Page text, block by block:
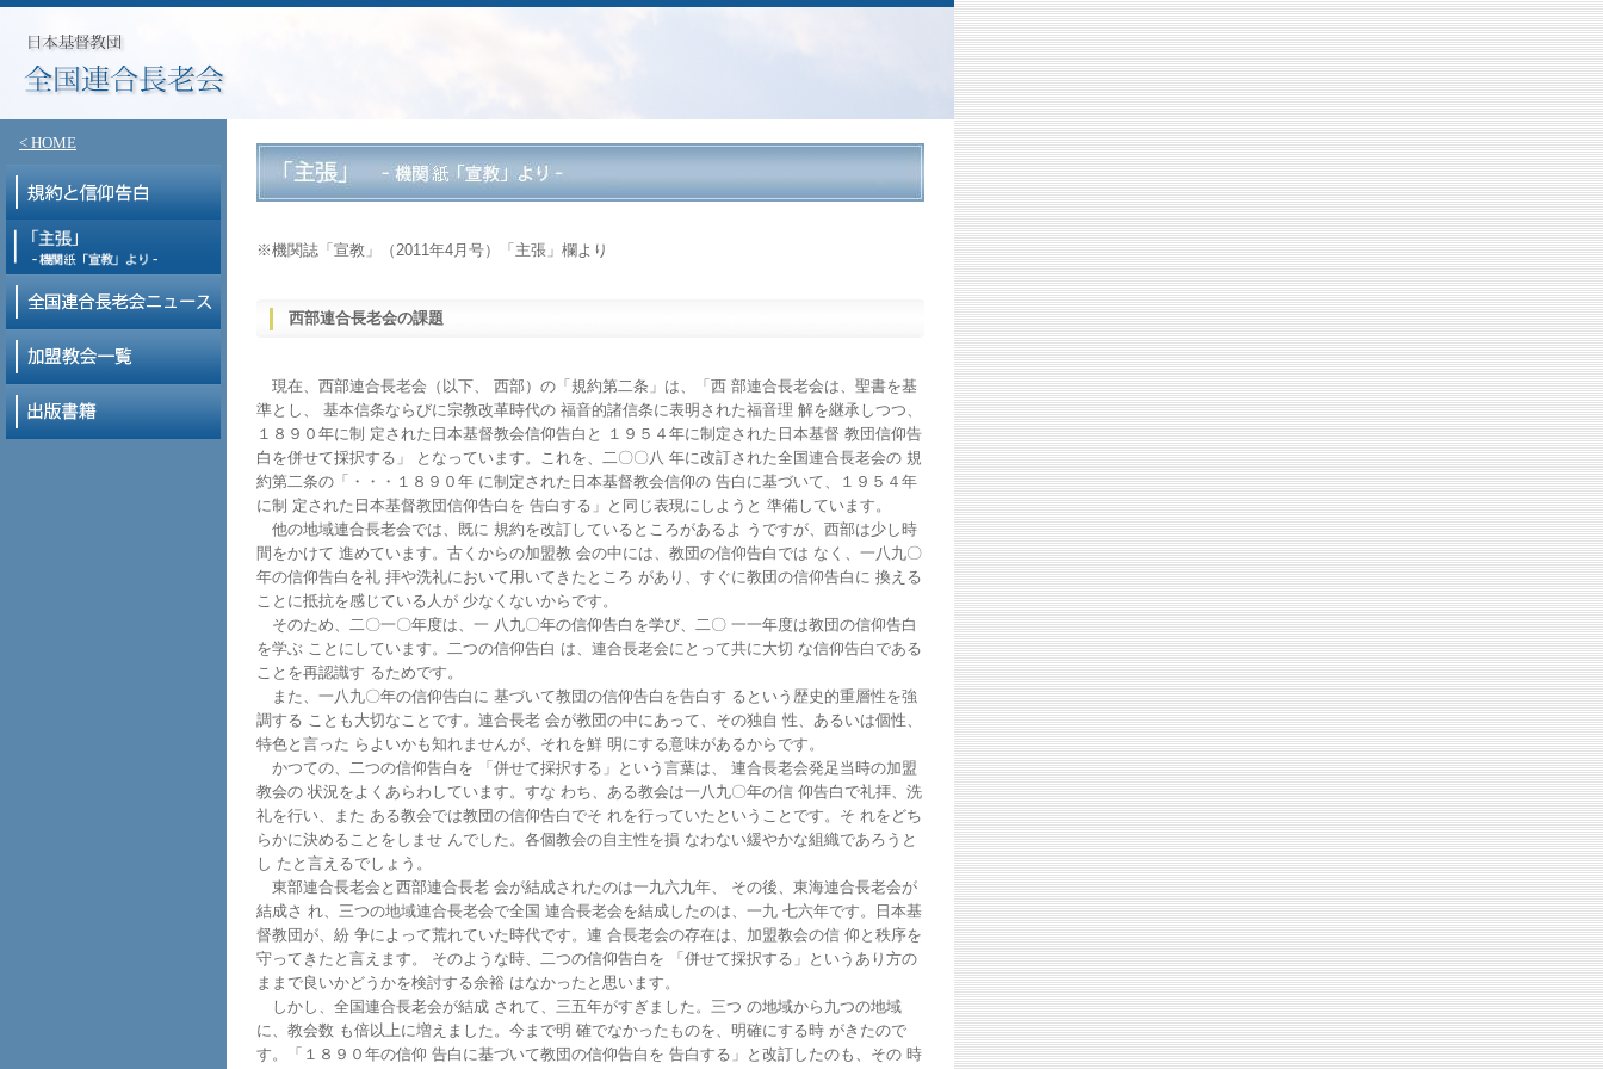
< HOME
※機関誌「宣教」（2011年4月号）「主張」欄より
西部連合長老会の課題
現在、西部連合長老会（以下、 西部）の「規約第二条」は、「西 部連合長老会は、聖書を基
準とし、 基本信条ならびに宗教改革時代の 福音的諸信条に表明された福音理 解を継承しつつ、
１８９０年に制 定された日本基督教会信仰告白と １９５４年に制定された日本基督 教団信仰告
白を併せて採択する」 となっています。これを、二〇〇八 年に改訂された全国連合長老会の 規
約第二条の「・・・１８９０年 に制定された日本基督教会信仰の 告白に基づいて、１９５４年
に制 定された日本基督教団信仰告白を 告白する」と同じ表現にしようと 準備しています。
他の地域連合長老会では、既に 規約を改訂しているところがあるよ うですが、西部は少し時
間をかけて 進めています。古くからの加盟教 会の中には、教団の信仰告白では なく、一八九〇
年の信仰告白を礼 拝や洗礼において用いてきたところ があり、すぐに教団の信仰告白に 換える
ことに抵抗を感じている人が 少なくないからです。
そのため、二〇一〇年度は、一 八九〇年の信仰告白を学び、二〇 一一年度は教団の信仰告白
を学ぶ ことにしています。二つの信仰告白 は、連合長老会にとって共に大切 な信仰告白である
ことを再認識す るためです。
また、一八九〇年の信仰告白に 基づいて教団の信仰告白を告白す るという歴史的重層性を強
調する ことも大切なことです。連合長老 会が教団の中にあって、その独自 性、あるいは個性、
特色と言った らよいかも知れませんが、それを鮮 明にする意味があるからです。
かつての、二つの信仰告白を 「併せて採択する」という言葉は、 連合長老会発足当時の加盟
教会の 状況をよくあらわしています。すな わち、ある教会は一八九〇年の信 仰告白で礼拝、洗
礼を行い、また ある教会では教団の信仰告白でそ れを行っていたということです。そ れをどち
らかに決めることをしませ んでした。各個教会の自主性を損 なわない緩やかな組織であろうと
し たと言えるでしょう。
東部連合長老会と西部連合長老 会が結成されたのは一九六九年、 その後、東海連合長老会が
結成さ れ、三つの地域連合長老会で全国 連合長老会を結成したのは、一九 七六年です。日本基
督教団が、紛 争によって荒れていた時代です。連 合長老会の存在は、加盟教会の信 仰と秩序を
守ってきたと言えます。 そのような時、二つの信仰告白を 「併せて採択する」というあり方の
ままで良いかどうかを検討する余裕 はなかったと思います。
しかし、全国連合長老会が結成 されて、三五年がすぎました。三つ の地域から九つの地域
に、教会数 も倍以上に増えました。今まで明 確でなかったものを、明確にする時 がきたので
す。「１８９０年の信仰 告白に基づいて教団の信仰告白を 告白する」と改訂したのも、その 時